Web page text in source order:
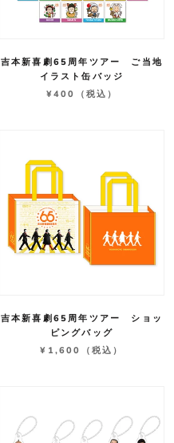
吉本新喜劇65周年ツアー ご当地
イラスト缶バッジ
¥400
（税込）
吉本新喜劇65周年ツアー ショッ
ピングバッグ
¥1,600
（税込）